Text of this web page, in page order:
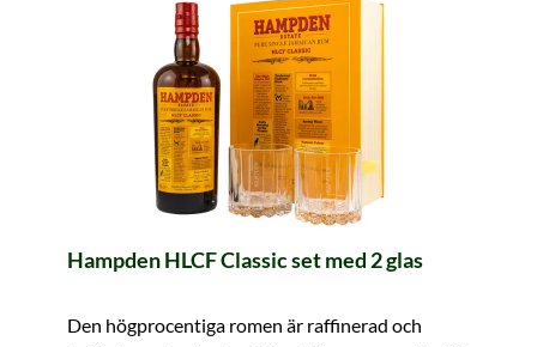
Hampden HLCF Classic set med 2 glas
Den högprocentiga romen är raffinerad och